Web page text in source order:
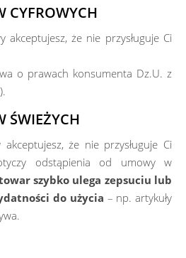
CYFROWYCH
o prawach konsumenta Dz.U. z
ŚWIEŻYCH
że nie przysługuje Ci
odstąpienia od umowy w
szybko ulega zepsuciu lub
do użycia – np. artykuły